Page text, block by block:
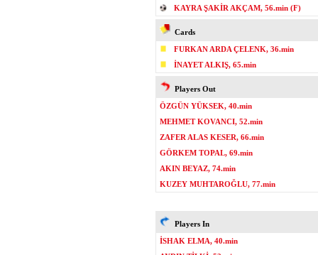
KAYRA ŞAKİR AKÇAM, 56.min (F)
Cards
FURKAN ARDA ÇELENK, 36.min
İNAYET ALKIŞ, 65.min
Players Out
ÖZGÜN YÜKSEK, 40.min
MEHMET KOVANCI, 52.min
ZAFER ALAS KESER, 66.min
GÖRKEM TOPAL, 69.min
AKIN BEYAZ, 74.min
KUZEY MUHTAROĞLU, 77.min
Players In
İSHAK ELMA, 40.min